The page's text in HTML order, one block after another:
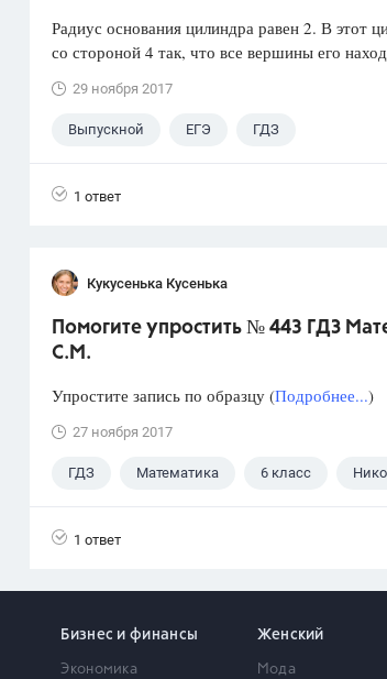
Радиус основания цилиндра равен 2. В этот
со стороной 4 так, что все вершины его
29 ноября 2017
Выпускной ЕГЭ ГДЗ
1 ответ
Кукусенька Кусенька
Помогите упростить № 443 ГДЗ
С.М.
Упростите запись по образцу (Подробнее...)
27 ноября 2017
ГДЗ Математика 6 класс
1 ответ
Бизнес и финансы
Экономика
Женский
Мода